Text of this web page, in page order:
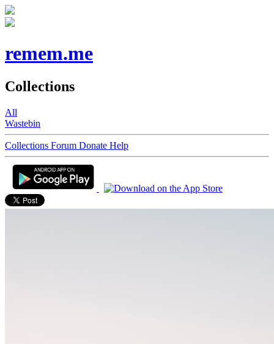
remem.me
Collections
All
Wastebin
Collections Forum Donate Help